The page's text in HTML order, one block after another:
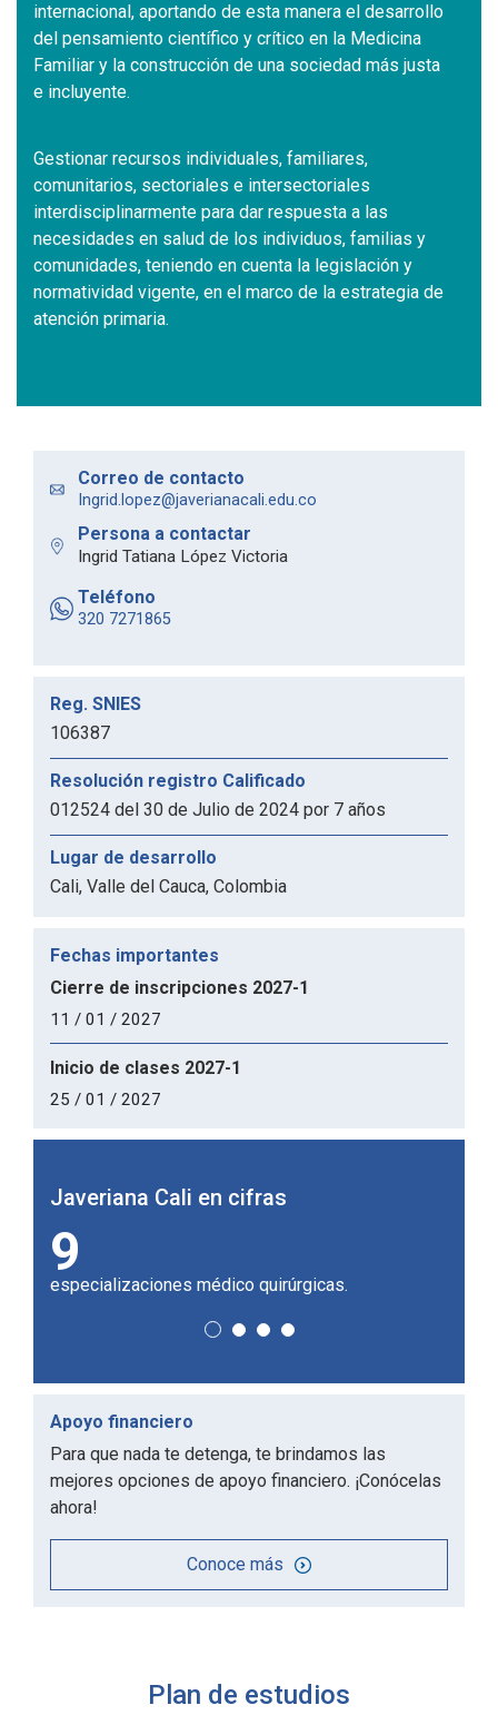
internacional, aportando de esta manera el desarrollo
del pensamiento científico y crítico en la Medicina
Familiar y la construcción de una sociedad más justa
e incluyente.
Gestionar recursos individuales, familiares,
comunitarios, sectoriales e intersectoriales
interdisciplinarmente para dar respuesta a las
necesidades en salud de los individuos, familias y
comunidades, teniendo en cuenta la legislación y
normatividad vigente, en el marco de la estrategia de
atención primaria.
Correo de contacto
Ingrid.lopez@javerianacali.edu.co
Persona a contactar
Ingrid Tatiana López Victoria
Teléfono
320 7271865
Reg. SNIES
106387
Resolución registro Calificado
012524 del 30 de Julio de 2024 por 7 años
Lugar de desarrollo
Cali, Valle del Cauca, Colombia
Fechas importantes
Cierre de inscripciones 2027-1
11 / 01 / 2027
Inicio de clases 2027-1
25 / 01 / 2027
Javeriana Cali en Cifras
1.347
profesores en la universidad.
Apoyo financiero
Para que nada te detenga, te brindamos las
mejores opciones de apoyo financiero. ¡Conócelas
ahora!
Conoce más
Plan de estudios